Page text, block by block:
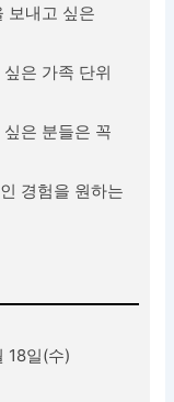
보내고 싶은
은 가족 단위
은 분들은 꼭
경험을 원하는
18일(수)